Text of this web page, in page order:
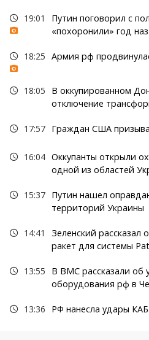
19:01
Путин поговорил с
«похоронили» год
18:25 Армия рф
18:05
В оккупированном
отключение
17:57 Граждан США
16:04 Оккупанты открыли
одной из областей
15:37 Путин нашел
территорий Украины
14:41
Зеленский рассказал
ракет для системы
13:55
В ВМС рассказали об
оборудования рф в
13:36 РФ нанесла удары